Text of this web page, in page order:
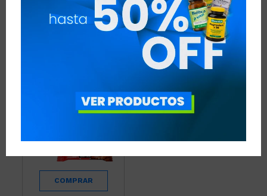
BARRAS DE PROTEÍNA QUITAR FILTROS
RECOMENDADOS